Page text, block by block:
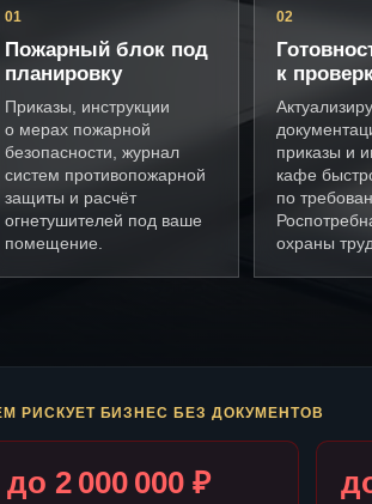
01
Пожарный блок под
планировку
Приказы, инструкции
о мерах пожарной
безопасности, журнал
систем противопожарной
защиты и расчёт
огнетушителей под ваше
помещение.
02
к
приказы и
кафе
по
охраны
РИСКУЕТ БИЗНЕС БЕЗ ДОКУМЕНТОВ
до 2 000 000 ₽